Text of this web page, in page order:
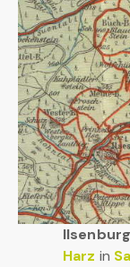
Ilsenburg
Harz in